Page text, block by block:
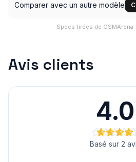
Comparer avec un autre modèle
Specs tirées de GSMArena
Avis clients
4.0
Basé sur 2